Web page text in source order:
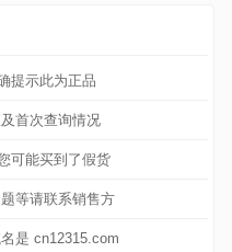
提示此为正品
首次查询情况
可能买到了假货
等请联系销售方
是 cn12315.com